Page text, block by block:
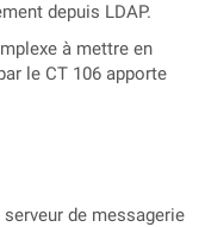
depuis LDAP.
à mettre en
le CT 106 apporte
de messagerie